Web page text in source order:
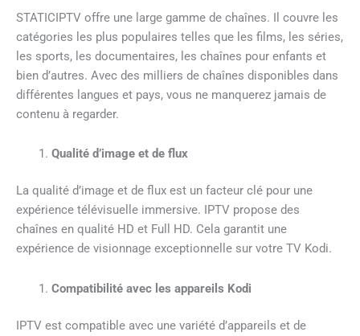
STATICIPTV offre une large gamme de chaînes. Il couvre les
catégories les plus populaires telles que les films, les séries,
les sports, les documentaires, les chaînes pour enfants et
bien d’autres. Avec des milliers de chaînes disponibles dans
différentes langues et pays, vous ne manquerez jamais de
contenu à regarder.
Qualité d’image et de flux
La qualité d’image et de flux est un facteur clé pour une
expérience télévisuelle immersive. IPTV propose des
chaînes en qualité HD et Full HD. Cela garantit une
expérience de visionnage exceptionnelle sur votre TV Kodi.
Compatibilité avec les appareils Kodi
IPTV est compatible avec une variété d’appareils et de